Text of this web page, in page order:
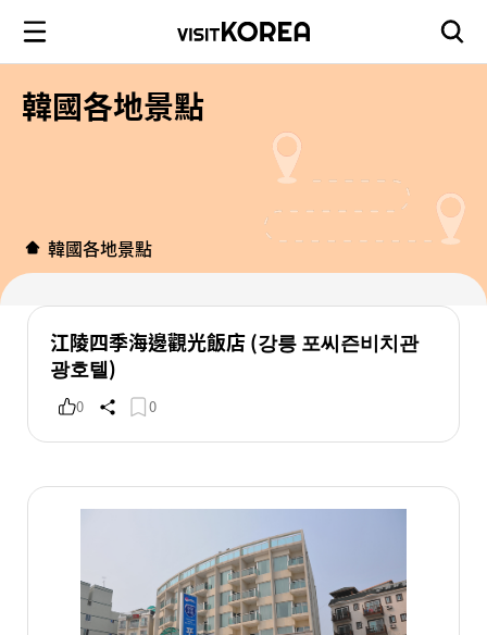
韓國各地景點
韓國各地景點
江陵四季海邊觀光飯店 (강릉 포씨즌비치관
광호텔)
0 0